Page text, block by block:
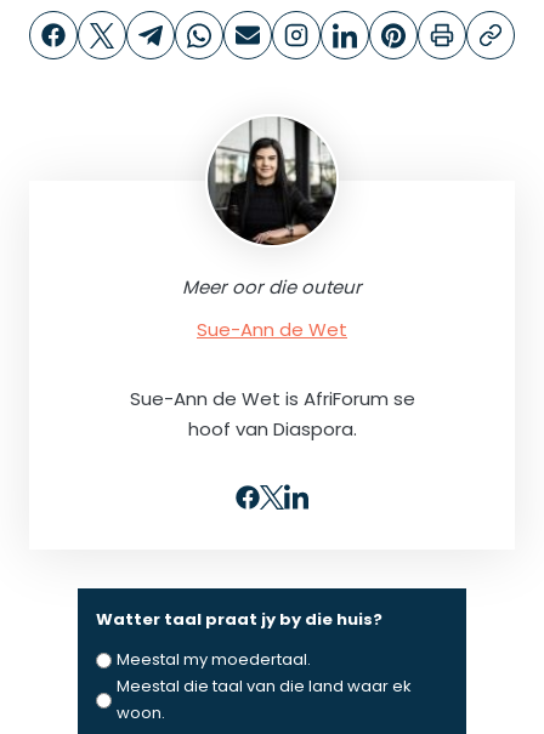
Meer oor die outeur
Sue-Ann de Wet
Sue-Ann de Wet is AfriForum se
hoof van Diaspora.
Watter taal praat jy by die huis?
Meestal my moedertaal.
Meestal die taal van die land waar ek
woon.